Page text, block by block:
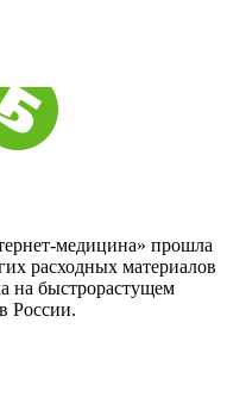
медицина» прошла
расходных материалов
на быстрорастущем
России.